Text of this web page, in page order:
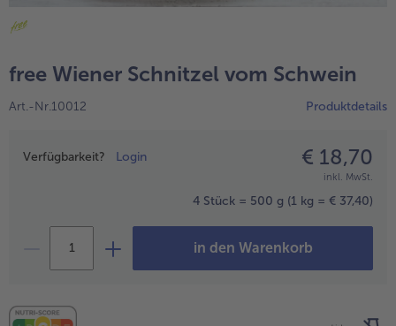
alle Brot & Gebäck
Wein & Spirituosen
free Wiener Schnitzel vom Schwein
Art.-Nr.10012 Produktdetails
Preisangabe
Verfügbarkeit? Login € 18,70
inkl. MwSt.
4 Stück = 500 g (1 kg = € 37,40)
in den Warenkorb